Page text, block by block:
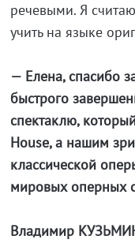
речевыми. Я
учить на языке
— Елена, спасибо
быстрого
спектаклю,
House, а нашим
классической
мировых оперных
Владимир